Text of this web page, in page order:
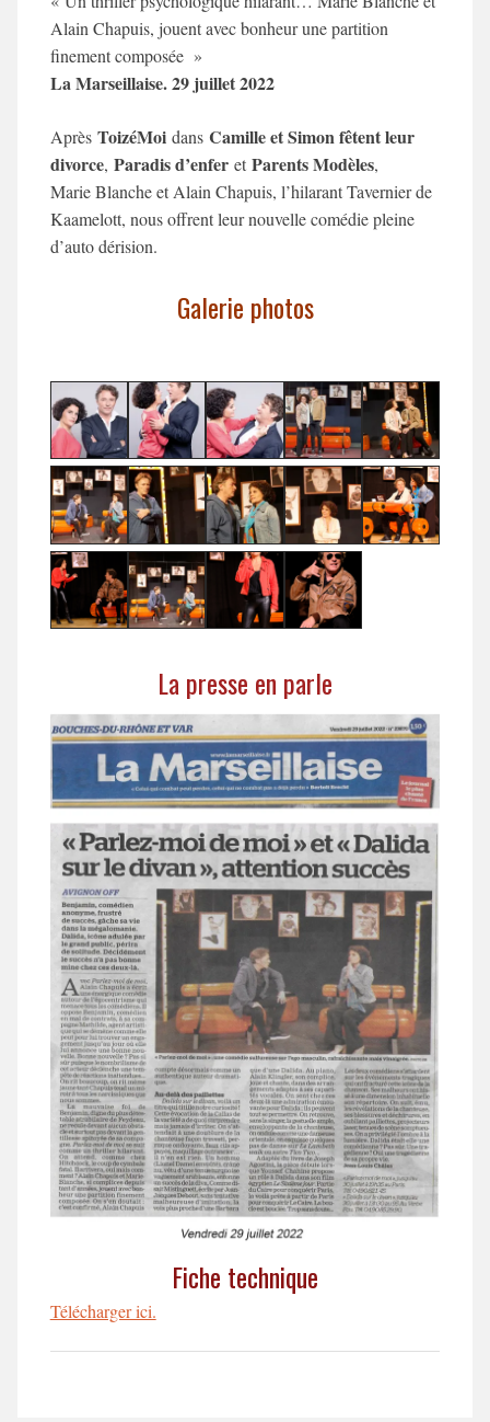
Alain Chapuis, jouent avec bonheur une partition
finement composée »
La Marseillaise. 29 juillet 2022
Après ToizéMoi dans Camille et Simon fêtent leur
divorce, Paradis d’enferet Parents Modèles,
Marie Blanche et Alain Chapuis, l’hilarant Tavernier de
Kaamelott, nous offrent leur nouvelle comédie pleine
d’auto dérision.
Galerie photos
La presse en parle
Fiche technique
Télécharger ici.